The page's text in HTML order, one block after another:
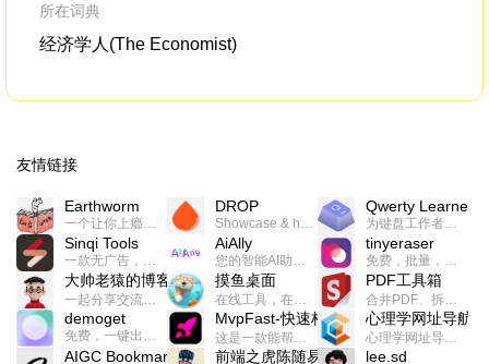
所在词典
经济学人(The Economist)
友情链接
Earthworm
一个让你上瘾的英语学习工具，使用 连词成句 、 i + 1 、 以终为始等学习理论来帮助你习得英语，通过不断的重复形成肌肉记忆，最重要的是 游戏化 的形式让学习英语从此不再痛苦
DROP
Showcase & host your work in extraordinary ways.不限速文件分享，托管，建站平台
Qwerty Learner
为键盘工作者设计的单词与肌肉记忆锻炼软件
Sinqi Tools
一款无广告，界面清爽的神奇在线小工具集合，范围包括但不限于：开发，设计，日常生活等
AiAlly
您的智能AI助手解决方案。提供24/7全天候的高效虚拟员工服务，助力个人和组织提升生产力、激发创新潜能。
tinyeraser
免费，批量，快速，一键换背景的桌面软件
大帅老猿的博客
一起分享交流生活学习，出海赚钱，编程技术，远程工作，优秀产品等相关话题。希望大家都能有所收获。
摸鱼桌面
在线工具，在线游戏，电影，小说各种有趣的资源这里都有
PDF工具箱
合并PDF、拆分PDF、旋转PDF、裁剪PDF、转换PDF、加密PDF、解密PDF、PDF加水印等多种PDF处理功能
demoget
免费，一键出成片的录屏Demo软件。支持4K导出，立即下载使用。
MvpFast-快速构建网站应用
这是一款能帮助你快速构建个人网站的应用，使用最新的前端技术栈，集成登录、鉴权、手机、邮箱、数据库、博客、文章、支付等等网站所需要的功能，你只需要花几个小时开发你的核心功能就可以上线，一次购买，永久拥有
心理学网址导航
心理学网址导航(psyhhub.org),着力打造国内心理学资源平台，是一个心理学网址资源大全，提供心理学学习,心理学考研,英语自学,计算机自学等众多学习内容。
AIGC Bookmarks 前端之虎陈随易 lee.sd